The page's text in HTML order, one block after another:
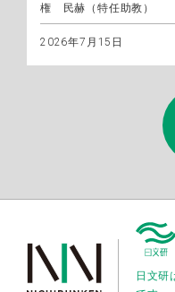
権 民赫（特任助教）
2026年7月15日
日文研